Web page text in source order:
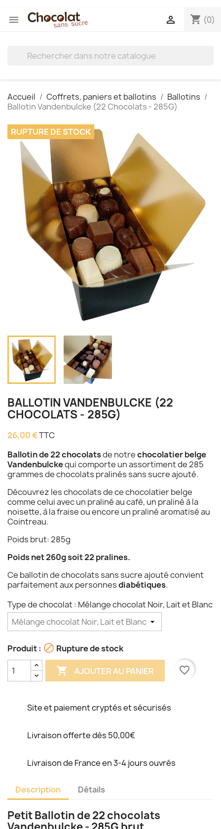
 shopping_cart (0)

Accueil Coffrets, paniers et ballotins
Ballotins
Ballotin Vandenbulcke (22 Chocolats - 285G)
RUPTURE DE STOCK
BALLOTIN VANDENBULCKE (22
CHOCOLATS - 285G)
26,00 €TTC
Ballotin de 22 chocolatsde notrechocolatier belge
Vandenbulckequi comporte un assortiment de 285
grammes de chocolats pralinés sans sucre ajouté.
Découvrez les chocolats de ce chocolatier belge
comme celui avec un praliné au café, un praliné à la
noisette, à la fraise ou encore un praliné aromatisé au
Cointreau.
Poids brut: 285g
Poids net 260gsoit 22 pralines.
Ce ballotin de chocolats sans sucre ajouté convient
parfaitement aux personnesdiabétiques.
Type de chocolat : Mélange chocolat Noir, Lait et Blanc
Produit :  Rupture de stock
 AJOUTER AU PANIER favorite_border
Site et paiement cryptés et sécurisés
Livraison offerte dès 50,00€
Livraison de France en 3-4 jours ouvrés
Description Détails
Petit Ballotin de 22 chocolats